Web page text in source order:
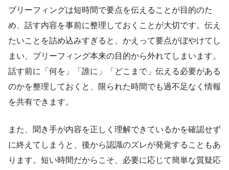
ブリーフィングは短時間で要点を伝えることが目的のた
め、話す内容を事前に整理しておくことが大切です。伝え
たいことを詰め込みすぎると、かえって要点がぼやけてし
まい、ブリーフィング本来の目的から外れてしまいます。
話す前に「何を」「誰に」「どこまで」伝える必要がある
のかを整理しておくと、限られた時間でも過不足なく情報
を共有できます。
また、聞き手が内容を正しく理解できているかを確認せず
に終えてしまうと、後から認識のズレが発覚することもあ
ります。短い時間だからこそ、必要に応じて簡単な質疑応